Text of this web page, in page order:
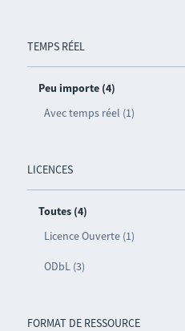
TEMPS RÉEL
Peu importe (4)
Avec temps réel (1)
LICENCES
Toutes (4)
Licence Ouverte (1)
ODbL (3)
FORMAT DE RESSOURCE